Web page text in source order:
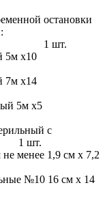
остановки
1 шт.
5м х10
7м х14
5м х5
с
1 шт.
менее 1,9 см х 7,2
№10 16 см х 14